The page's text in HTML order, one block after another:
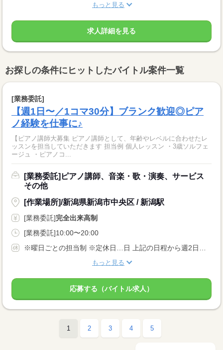
もっと見る
求人詳細を見る
お探しの条件にヒットしたバイトル案件一覧
[業務委託]
【週1日〜／1コマ30分】ブランク歓迎◎ピア
ノ経験を仕事に♪
【ピアノ講師大募集 ピアノ講師として、年齢やレベルに合わせたレ
ッスンを担当していただきます 担当例 個人レッスン ・3歳ソルフェ
ージュ ・ピアノコ...
[業務委託]ピアノ講師、音楽・歌・演奏、サービス
その他
[作業場所]/新潟県新潟市中央区 / 新潟駅
[業務委託]完全出来高制
[業務委託]10:00〜20:00
もっと見る
応募する（バイトル求人）
1 2 3 4 5